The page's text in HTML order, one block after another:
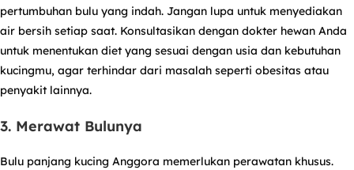
pertumbuhan bulu yang indah. Jangan lupa untuk menyediakan
air bersih setiap saat. Konsultasikan dengan dokter hewan Anda
untuk menentukan diet yang sesuai dengan usia dan kebutuhan
kucingmu, agar terhindar dari masalah seperti obesitas atau
penyakit lainnya.
3. Merawat Bulunya
Bulu panjang kucing Anggora memerlukan perawatan khusus.